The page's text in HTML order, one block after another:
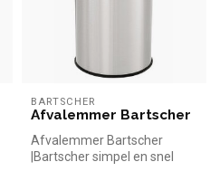
BARTSCHER
Afvalemmer Bartscher
Afvalemmer Bartscher
|Bartscher simpel en snel